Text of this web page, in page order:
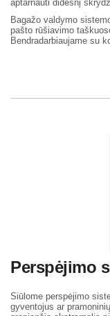
aptarnauti didesnį
Bagažo valdymo
pašto rūšiavimo
Bendradarbiaujame su
Perspėjimo
Siūlome perspėjimo
gyventojus ar